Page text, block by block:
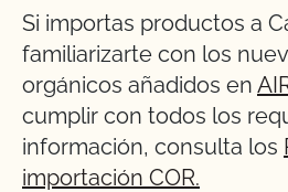
Si importas productos a
familiarizarte con los
orgánicos añadidos en
cumplir con todos los
información, consulta los
importación COR.